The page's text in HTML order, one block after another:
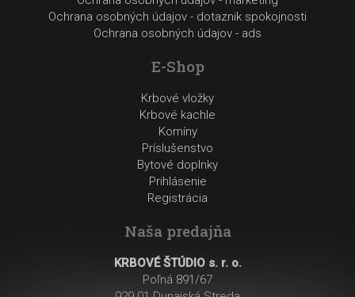
Ochrana osobných údajov - dotaznik spokojnosti
Ochrana osobných údajov - ads
E-Shop
Krbové vložky
Krbové kachle
Komíny
Príslušenstvo
Bytové doplnky
Prihlásenie
Registrácia
Naša predajňa
KRBOVÉ ŠTÚDIO s. r. o.
Poľná 891/67